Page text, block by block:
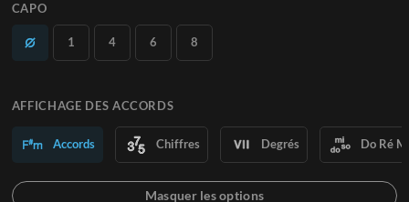
CAPO
1 4 6 8
AFFICHAGE DES ACCORDS
Accords Chiffres Degrés Do Ré